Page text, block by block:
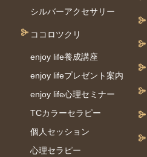
シルバーアクセサリー
ココロツクリ
enjoy life養成講座
enjoy lifeプレゼント案内
enjoy life心理セミナー
TCカラーセラピー
個⼈セッション
⼼理セラピー